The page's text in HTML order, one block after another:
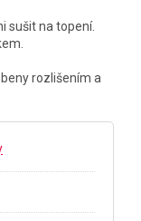
sušit na topení.
rozlišením a